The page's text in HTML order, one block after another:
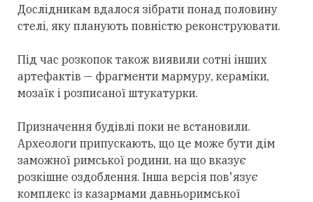
Дослідникам вдалося зібрати понад половину
стелі, яку планують повністю реконструювати.
Під час розкопок також виявили сотні інших
артефактів — фрагменти мармуру, кераміки,
мозаїк і розписаної штукатурки.
Призначення будівлі поки не встановили.
Археологи припускають, що це може бути дім
заможної римської родини, на що вказує
розкішне оздоблення. Інша версія пов'язує
комплекс із казармами давньоримської